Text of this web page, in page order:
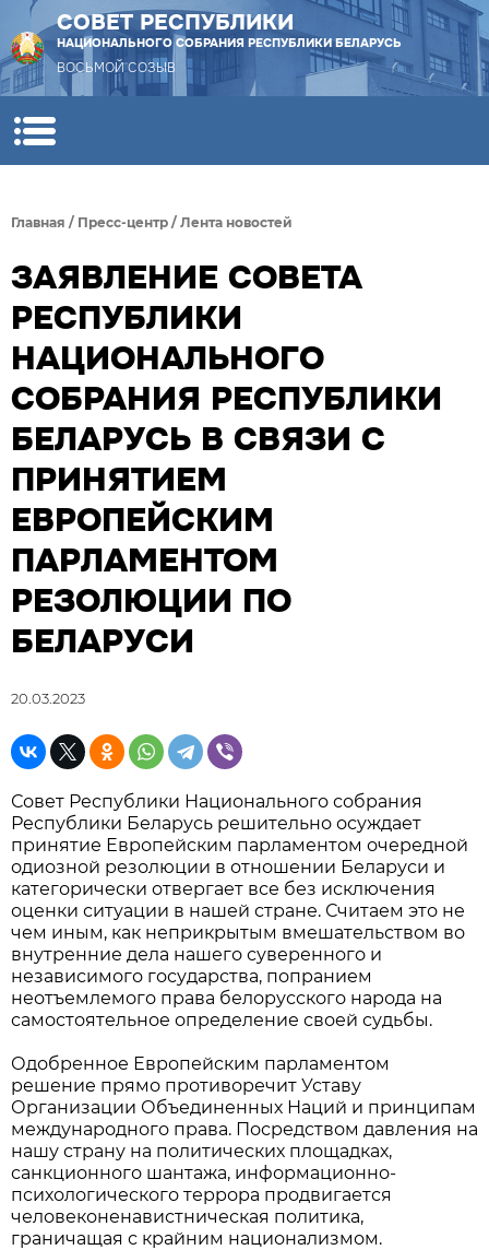
СОВЕТ РЕСПУБЛИКИ
НАЦИОНАЛЬНОГО СОБРАНИЯ РЕСПУБЛИКИ БЕЛАРУСЬ
ВОСЬМОЙ СОЗЫВ
Главная / Пресс-центр / Лента новостей
ЗАЯВЛЕНИЕ СОВЕТА
РЕСПУБЛИКИ
НАЦИОНАЛЬНОГО
СОБРАНИЯ РЕСПУБЛИКИ
БЕЛАРУСЬ В СВЯЗИ С
ПРИНЯТИЕМ
ЕВРОПЕЙСКИМ
ПАРЛАМЕНТОМ
РЕЗОЛЮЦИИ ПО
БЕЛАРУСИ
20.03.2023
Совет Республики Национального собрания
Республики Беларусь решительно осуждает
принятие Европейским парламентом очередной
одиозной резолюции в отношении Беларуси и
категорически отвергает все без исключения
оценки ситуации в нашей стране. Считаем это не
чем иным, как неприкрытым вмешательством во
внутренние дела нашего суверенного и
независимого государства, попранием
неотъемлемого права белорусского народа на
самостоятельное определение своей судьбы.
Одобренное Европейским парламентом
решение прямо противоречит Уставу
Организации Объединенных Наций и принципам
международного права. Посредством давления на
нашу страну на политических площадках,
санкционного шантажа, информационно-
психологического террора продвигается
человеконенавистническая политика,
граничащая с крайним национализмом.